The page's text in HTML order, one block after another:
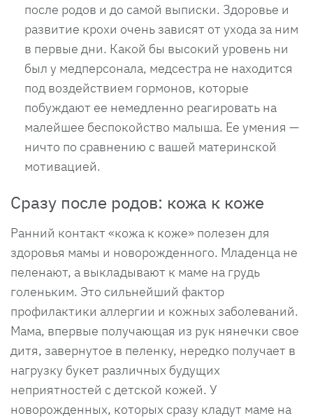
после родов и до самой выписки. Здоровье и
развитие крохи очень зависят от ухода за ним
в первые дни. Какой бы высокий уровень ни
был у медперсонала, медсестра не находится
под воздействием гормонов, которые
побуждают ее немедленно реагировать на
малейшее беспокойство малыша. Ее умения —
ничто по сравнению с вашей материнской
мотивацией.
Сразу после родов: кожа к коже
Ранний контакт «кожа к коже» полезен для
здоровья мамы и новорожденного. Младенца не
пеленают, а выкладывают к маме на грудь
голеньким. Это сильнейший фактор
профилактики аллергии и кожных заболеваний.
Мама, впервые получающая из рук нянечки свое
дитя, завернутое в пеленку, нередко получает в
нагрузку букет различных будущих
неприятностей с детской кожей. У
новорожденных, которых сразу кладут маме на